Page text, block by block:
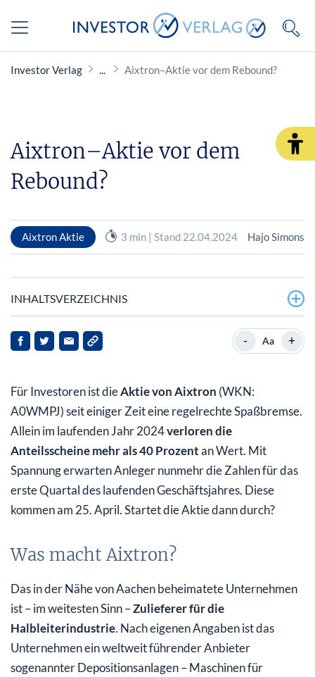
Investor Verlag Aixtron–Aktie vor dem Rebound?
Aixtron–Aktie vor dem
Rebound?
Aixtron Aktie 3 min | Stand 22.04.2024 Hajo Simons
INHALTSVERZEICHNIS
Was macht Aixtron?
Was macht die Aixtron Aktie?
Aixtron Aktie jetzt kaufen?
- Aa +
Für Investoren ist dieAktie von Aixtron (WKN:
A0WMPJ) seit einiger Zeit eine regelrechte Spaßbremse.
Allein im laufenden Jahr 2024verloren die
Anteilsscheine mehr als 40 Prozentan Wert. Mit
Spannung erwarten Anleger nunmehr die Zahlen für das
erste Quartal des laufenden Geschäftsjahres. Diese
kommen am 25. April. Startet die Aktie dann durch?
Was macht Aixtron?
Das in der Nähe von Aachen beheimatete Unternehmen
ist – im weitesten Sinn –Zulieferer für die
Halbleiterindustrie. Nach eigenen Angaben ist das
Unternehmen ein weltweit führender Anbieter
sogenannter Depositionsanlagen – Maschinen für